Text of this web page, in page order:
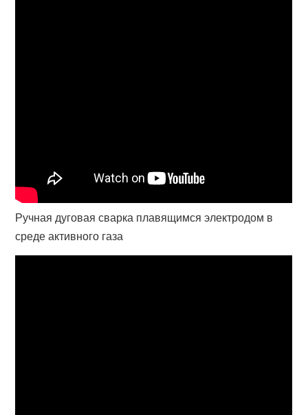
Ручная дуговая сварка плавящимся электродом в
среде активного газа